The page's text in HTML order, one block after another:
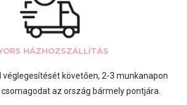
HÁZHOZSZÁLLÍTÁS
követően, 2-3 munkanapon
az ország bármely pontjára.